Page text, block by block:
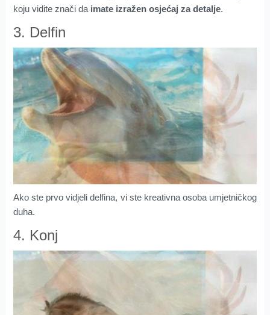
koju vidite znači da imate izražen osjećaj za detalje.
3. Delfin
Ako ste prvo vidjeli delfina, vi ste kreativna osoba umjetničkog
duha.
4. Konj